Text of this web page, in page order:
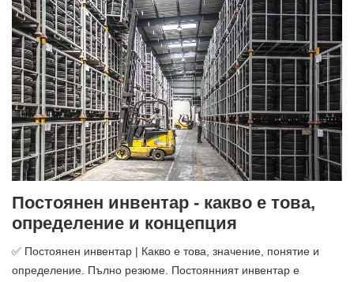
Постоянен инвентар - какво е това,
определение и концепция
✅ Постоянен инвентар | Какво е това, значение, понятие и
определение. Пълно резюме. Постоянният инвентар е